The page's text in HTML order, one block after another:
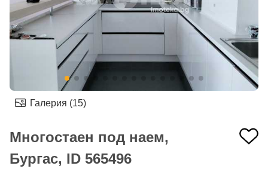
Галерия (15)
Многостаен под наем,
Бургас, ID 565496